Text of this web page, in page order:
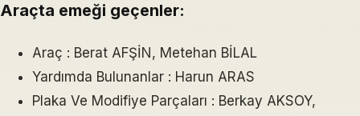
Araçta emeği geçenler:
Araç : Berat AFŞİN, Metehan BİLAL
Yardımda Bulunanlar : Harun ARAS
Plaka Ve Modifiye Parçaları : Berkay AKSOY,